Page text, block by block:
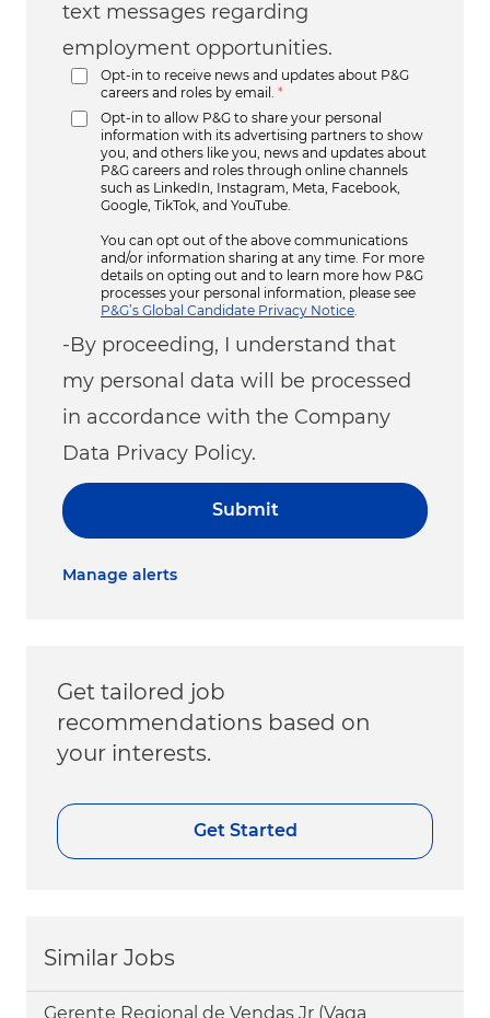
text messages regarding
employment opportunities.
Opt-in to receive news and updates about P&G
careers and roles by email.
*
Opt-in to allow P&G to share your personal
information with its advertising partners to show
you, and others like you, news and updates about
P&G careers and roles through online channels
such as LinkedIn, Instagram, Meta, Facebook,
Google, TikTok, and YouTube.
You can opt out of the above communications
and/or information sharing at any time. For more
details on opting out and to learn more how P&G
processes your personal information, please see
P&G’s Global Candidate Privacy Notice
-By proceeding, I understand that
my personal data will be processed
in accordance with the Company
Data Privacy Policy.
Submit
Manage alerts
Get tailored job
recommendations based on
your interests.
Get Started
Similar Jobs
Gerente Regional de Vendas Jr (Vaga